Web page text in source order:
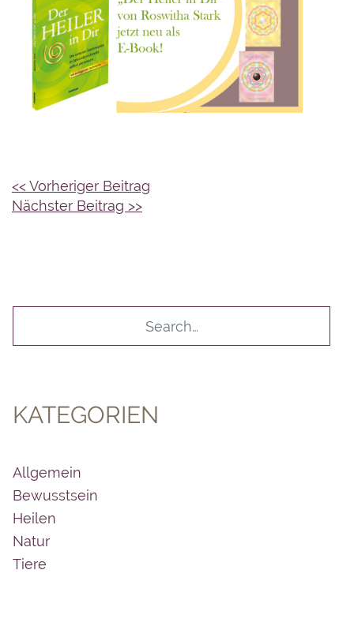
Beitragsnavigation
<< Vorheriger Beitrag
Nächster Beitrag >>
KATEGORIEN
Allgemein
Bewusstsein
Heilen
Natur
Tiere